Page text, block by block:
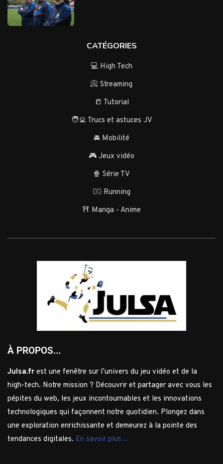
CATÉGORIES
💻 High Tech
📀 Streaming
📒 Tutorial
🧑‍💻 Trucs et astuces JV
🚘 Mobilité
🎮 Jeux vidéo
🍿 Série TV
🏃‍♂️ Running
⛩️ Manga - Anime
À PROPOS...
Julsa.fr est une fenêtre sur l’univers du jeu vidéo et de la
high-tech. Notre mission ? Découvrir et partager avec vous les
pépites du web, les jeux incontournables et les innovations
technologiques qui façonnent notre quotidien. Plongez dans
une exploration enrichissante et demeurez à la pointe des
tendances digitales. En savoir plus…